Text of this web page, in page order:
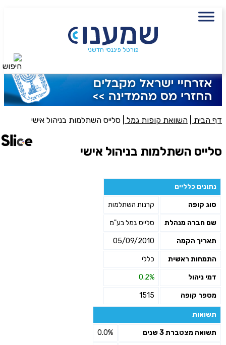
פורטל פיננסי חדשני
דף הבית השוואת קופות גמל סלייס השתלמות בניהול אישי
סלייס השתלמות בניהול אישי
נתונים כלליים
סוג קופה קרנות השתלמות
שם חברה מנהלת סלייס גמל בע"מ
תאריך הקמה 05/09/2010
התמחות ראשית כללי
דמי ניהול 0.2%
מספר קופה 1515
תשואות
תשואה מצטברת 3 שנים 0.0%
שם מלא
פעולה נדרשת
סכום חיסכון בקרן
אני מאשר את תנאיי השימוש והפרטיות של האתר
מאשר כי פרטיי ישמשו לקבלת פניות והצעות שיווקיות למוצרים
פנסיוניים\ביטוח באמצעות טלפון, מייל או SMS מאיתנו או צד שלישי
שליחה
חיפוש